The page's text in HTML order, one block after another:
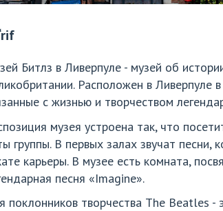
Битлз в Ливерпуле - музей об
Расположен в Ливерпуле
с жизнью и творчеством
музея устроена так, что
группы. В первых залах звучат
карьеры. В музее есть комната,
песня «Imagine».
поклонников творчества The Beatles -